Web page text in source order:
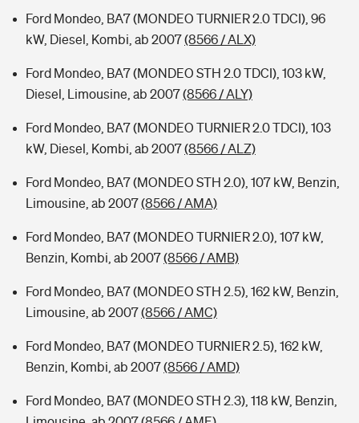
Ford Mondeo, BA7 (MONDEO TURNIER 2.0 TDCI), 96
kW, Diesel, Kombi, ab 2007(8566 / ALX)
Ford Mondeo, BA7 (MONDEO STH 2.0 TDCI), 103 kW,
Diesel, Limousine, ab 2007(8566 / ALY)
Ford Mondeo, BA7 (MONDEO TURNIER 2.0 TDCI), 103
kW, Diesel, Kombi, ab 2007(8566 / ALZ)
Ford Mondeo, BA7 (MONDEO STH 2.0), 107 kW, Benzin,
Limousine, ab 2007(8566 / AMA)
Ford Mondeo, BA7 (MONDEO TURNIER 2.0), 107 kW,
Benzin, Kombi, ab 2007(8566 / AMB)
Ford Mondeo, BA7 (MONDEO STH 2.5), 162 kW, Benzin,
Limousine, ab 2007(8566 / AMC)
Ford Mondeo, BA7 (MONDEO TURNIER 2.5), 162 kW,
Benzin, Kombi, ab 2007(8566 / AMD)
Ford Mondeo, BA7 (MONDEO STH 2.3), 118 kW, Benzin,